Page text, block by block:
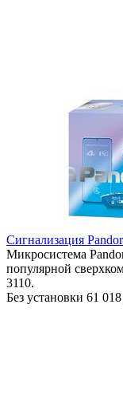
Сигнализация
Микросистема
популярной
3110.
Без установки 61